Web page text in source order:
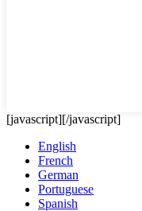
[javascript][/javascript]
English
French
German
Portuguese
Spanish